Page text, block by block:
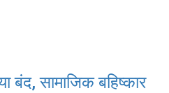
बंद, सामाजिक बहिष्कार